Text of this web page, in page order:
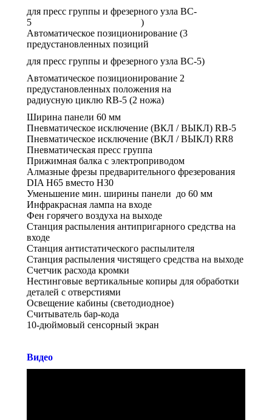
для пресс группы и фрезерного узла BC-
5 )
Автоматическое позиционирование (3
предустановленных позиций
для пресс группы и фрезерного узла BC-5)
Автоматическое позиционирование 2
предустановленных положения на
радиусную циклю RB-5 (2 ножа)
Ширина панели 60 мм
Пневматическое исключение (ВКЛ / ВЫКЛ) RB-5
Пневматическое исключение (ВКЛ / ВЫКЛ) RR8
Пневматическая пресс группа
Прижимная балка с электроприводом
Алмазные фрезы предварительного фрезерования
DIA H65 вместо H30
Уменьшение мин. ширины панели до 60 мм
Инфракрасная лампа на входе
Фен горячего воздуха на выходе
Станция распыления антипригарного средства на
входе
Станция антистатического распылителя
Станция распыления чистящего средства на выходе
Счетчик расхода кромки
Нестинговые вертикальные копиры для обработки
деталей с отверстиями
Освещение кабины (светодиодное)
Считыватель бар-кода
10-дюймовый сенсорный экран
Видео